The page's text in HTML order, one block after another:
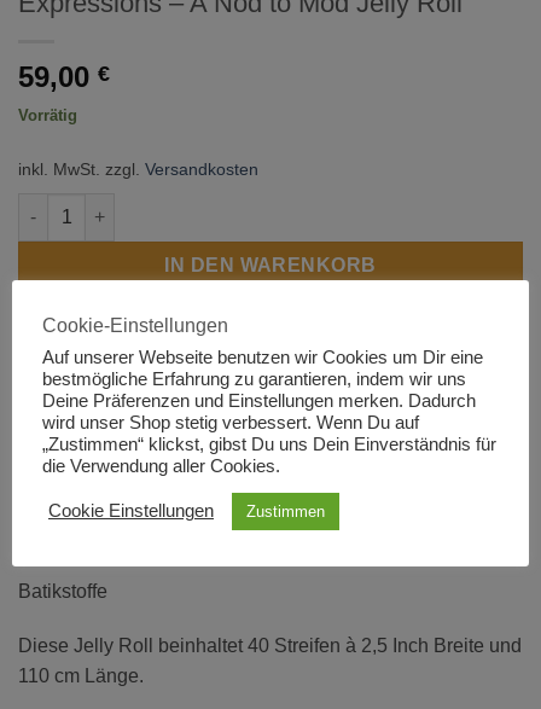
59,00 €
Vorrätig
inkl. MwSt. zzgl. Versandkosten
Expressions - A Nod to Mod Jelly Roll Menge
IN DEN WARENKORB
Artikelnummer:7892
BESCHREIBUNG
ZUSÄTZLICHE INFORMATIONEN
Batikstoffe
Diese Jelly Roll beinhaltet 40 Streifen à 2,5 Inch Breite und
110 cm Länge.
Cookie-Einstellungen
Auf unserer Webseite benutzen wir Cookies um Dir eine
bestmögliche Erfahrung zu garantieren, indem wir uns
Deine Präferenzen und Einstellungen merken. Dadurch
wird unser Shop stetig verbessert. Wenn Du auf
„Zustimmen“ klickst, gibst Du uns Dein Einverständnis für
die Verwendung aller Cookies.
Cookie Einstellungen Zustimmen